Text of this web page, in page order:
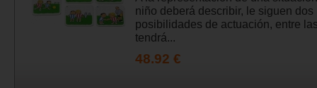
niño deberá describir, le siguen dos
posibilidades de actuación, entre
tendrá...
48.92 €